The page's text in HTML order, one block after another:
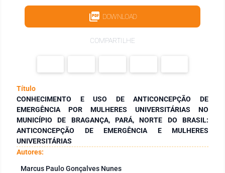
DOWNLOAD
COMPARTILHE
Título
CONHECIMENTO E USO DE ANTICONCEPÇÃO DE
EMERGÊNCIA POR MULHERES UNIVERSITÁRIAS NO
MUNICÍPIO DE BRAGANÇA, PARÁ, NORTE DO BRASIL:
ANTICONCEPÇÃO DE EMERGÊNCIA E MULHERES
UNIVERSITÁRIAS
Autores:
Marcus Paulo Gonçalves Nunes